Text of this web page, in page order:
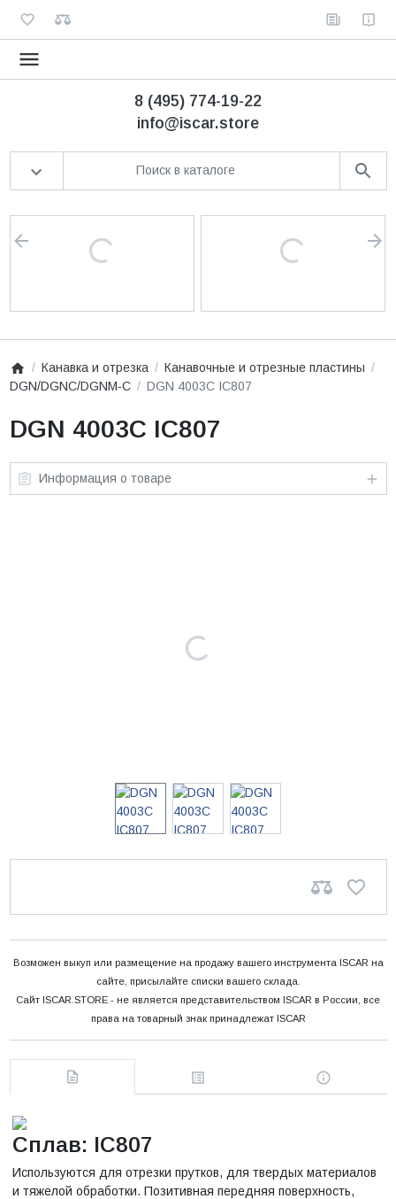
8 (495) 774-19-22
info@iscar.store
Канавка и отрезка
Канавочные и отрезные пластины
DGN/DGNC/DGNM-C
DGN 4003C IC807
DGN 4003C IC807
Информация о товаре
Возможен выкуп или размещение на продажу вашего инструмента ISCAR на
сайте, присылайте списки вашего склада.
Сайт ISCAR.STORE - не является представительством ISCAR в России, все
права на товарный знак принадлежат ISCAR
Сплав: IC807
Используются для отрезки прутков, для твердых материалов
и тяжелой обработки. Позитивная передняя поверхность,